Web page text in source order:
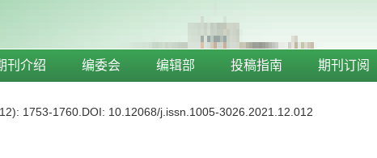
刊介绍 编委会 编辑部 投稿指南 期刊订阅
: 1753-1760. DOI: 10.12068/j.issn.1005-3026.2021.12.012